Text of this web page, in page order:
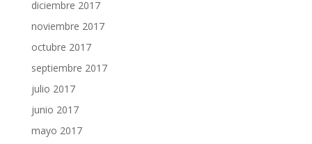
diciembre 2017
noviembre 2017
octubre 2017
septiembre 2017
julio 2017
junio 2017
mayo 2017